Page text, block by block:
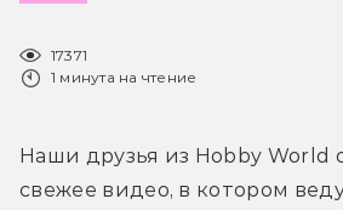
17371
1 минута на чтение
Наши друзья из Hobby World
свежее видео, в котором